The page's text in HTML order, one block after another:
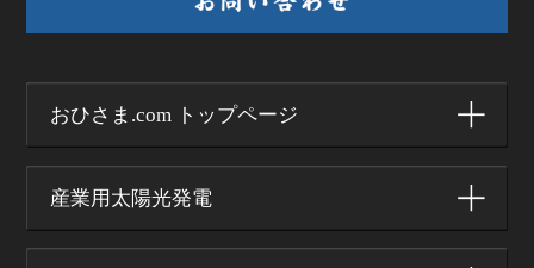
おひさま.com トップページ
産業用太陽光発電